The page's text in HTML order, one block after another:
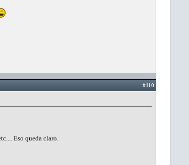
#110
Eso queda claro.